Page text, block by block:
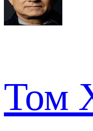
Том